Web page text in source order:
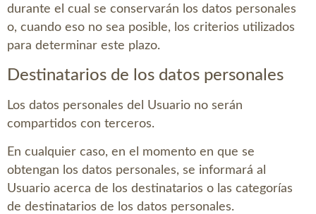
durante el cual se conservarán los datos personales
o, cuando eso no sea posible, los criterios utilizados
para determinar este plazo.
Destinatarios de los datos personales
Los datos personales del Usuario no serán
compartidos con terceros.
En cualquier caso, en el momento en que se
obtengan los datos personales, se informará al
Usuario acerca de los destinatarios o las categorías
de destinatarios de los datos personales.